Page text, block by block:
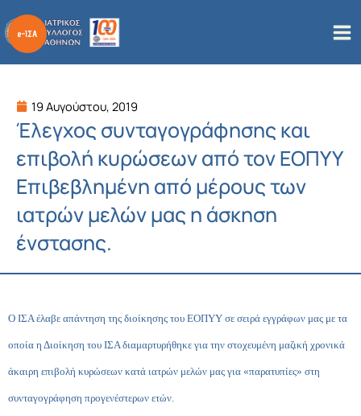
στο
περιεχόμενο
19 Αυγούστου, 2019
Έλεγχος συνταγογράφησης και
επιβολή κυρώσεων από τον ΕΟΠΥΥ
Επιβεβλημένη από μέρους των
ιατρών μελών μας η άσκηση
ένστασης.
Ο ΙΣΑ έλαβε απάντηση της διοίκησης του ΕΟΠΥΥ σε σειρά εγγράφων μας με τα
οποία η Διοίκηση του ΙΣΑ διαμαρτυρήθηκε για την στοχευμένη μαζική χρονικά
άκαιρη επιβολή κυρώσεων κατά ιατρών μελών μας για «παρατυπίες» στη
συνταγογράφηση προγενέστερων ετών.